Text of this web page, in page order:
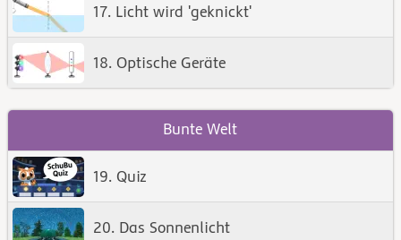
17. Licht wird 'geknickt'
18. Optische Geräte
Bunte Welt
19. Quiz
20. Das Sonnenlicht